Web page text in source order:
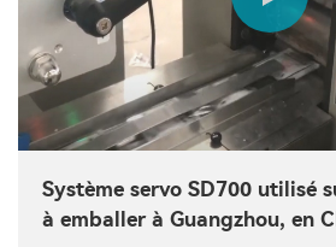
Système servo SD700 utilisé
à emballer à Guangzhou, en